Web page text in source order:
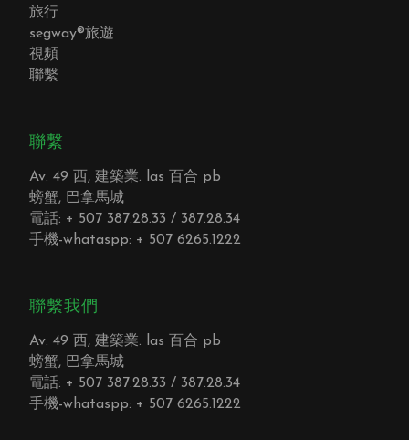
旅行
segway®旅遊
視頻
聯繫
聯繫
Av. 49 西, 建築業. las 百合 pb
螃蟹, 巴拿馬城
電話: + 507 387.28.33 / 387.28.34
手機-whataspp: + 507 6265.1222
聯繫我們
Av. 49 西, 建築業. las 百合 pb
螃蟹, 巴拿馬城
電話: + 507 387.28.33 / 387.28.34
手機-whataspp: + 507 6265.1222